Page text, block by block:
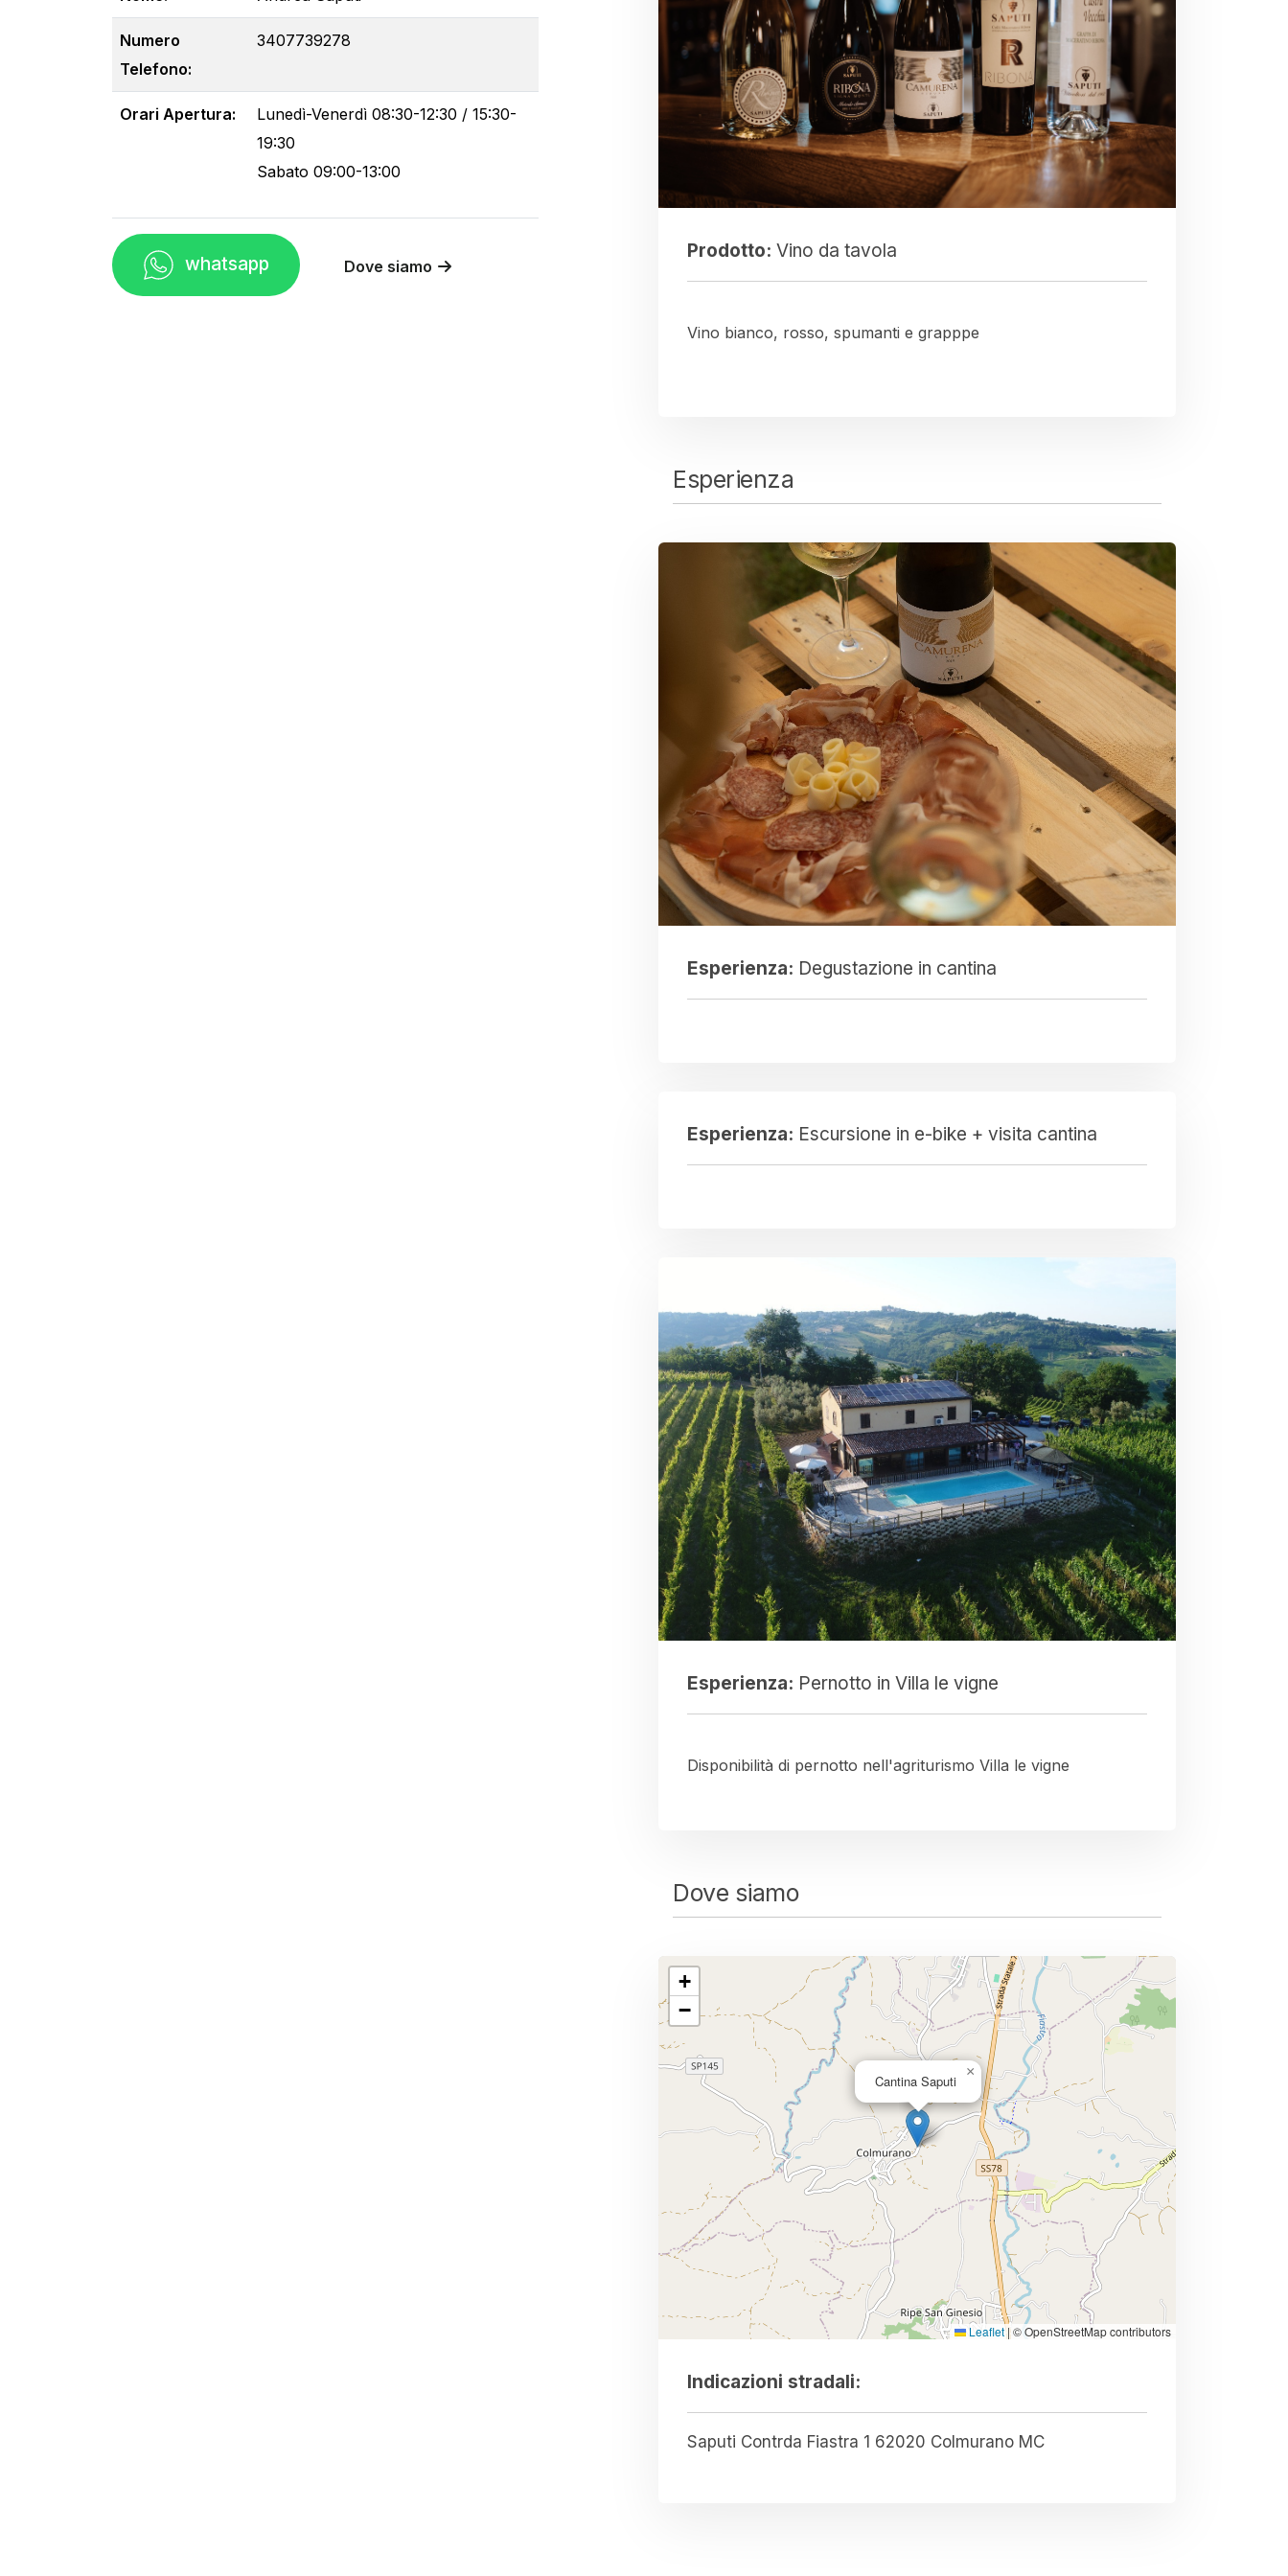
Numero
Telefono:
3407739278
Orari Apertura:
Lunedì-Venerdì 08:30-12:30 / 15:30-
19:30
Sabato 09:00-13:00
whatsapp Dove siamo
Prodotto: Vino da tavola
Vino bianco, rosso, spumanti e grapppe
Esperienza
Esperienza: Degustazione in cantina
Esperienza: Escursione in e-bike + visita cantina
Esperienza: Pernotto in Villa le vigne
Disponibilità di pernotto nell'agriturismo Villa le vigne
Dove siamo
Cantina Saputi
×
+
−
Leaflet |© OpenStreetMap contributors
Indicazioni stradali:
Saputi Contrda Fiastra 1 62020 Colmurano MC